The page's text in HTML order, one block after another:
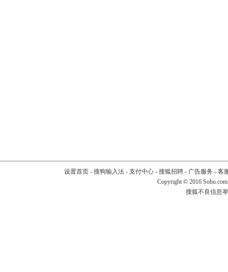
设置首页- 搜狗输入法- 支付中心- 搜狐招聘- 广告服务 - 客
Copyright © 2016
搜狐不良信息